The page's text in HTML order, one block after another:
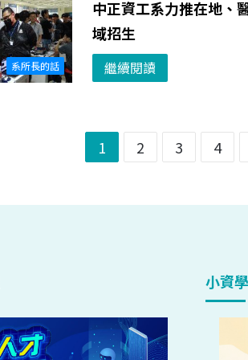
系所長的話
中正資工系力推在地、
域招生
繼續閱讀
1 2 3 4
小資